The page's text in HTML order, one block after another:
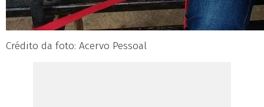
Crédito da foto: Acervo Pessoal